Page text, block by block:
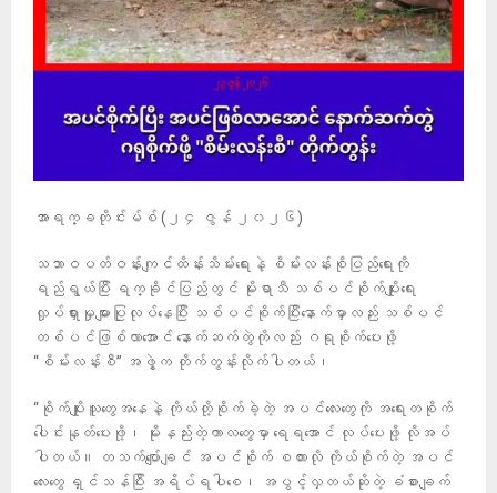
အာရက္ခတိုင်းမ်စ် (၂၄ ဇွန် ၂၀၂၆)
သဘာဝပတ်ဝန်းကျင်ထိန်းသိမ်းရေးနဲ့ စိမ်းလန်းစိုပြည်ရေးကို
ရည်ရွယ်ပြီး ရက္ခိုင်ပြည်တွင် မိုးရာသီ သစ်ပင်စိုက်ပျိုးရေး
လှုပ်ရှားမှုများပြုလုပ်နေပြီး သစ်ပင်စိုက်ပြီးနောက်မှာလည်း သစ်ပင်
တစ်ပင်ဖြစ်လာအောင် နောက်ဆက်တွဲကိုလည်း ဂရုစိုက်ပေးဖို့
“စိမ်းလန်းစီ” အဖွဲ့က တိုက်တွန်းလိုက်ပါတယ်၊
“စိုက်ပျိုးသူတွေအနေနဲ့ ကိုယ်တို့စိုက်ခဲ့တဲ့ အပင်လေးတွေကို အရေးတစိုက်
ပေါင်းနုတ်ပေးဖို့၊ မိုးနည်းတဲ့ကာလတွေမှာ ရေရအောင် လုပ်ပေးဖို့ လိုအပ်
ပါတယ်။ တသက်ပျော်ချင် အပင်စိုက် စကားလို ကိုယ်စိုက်တဲ့ အပင်
လေးတွေ ရှင်သန်ပြီး အရိပ်ရပါစေ၊ အပွင့်လှတယ်ဆိုတဲ့ ခံစားချက်